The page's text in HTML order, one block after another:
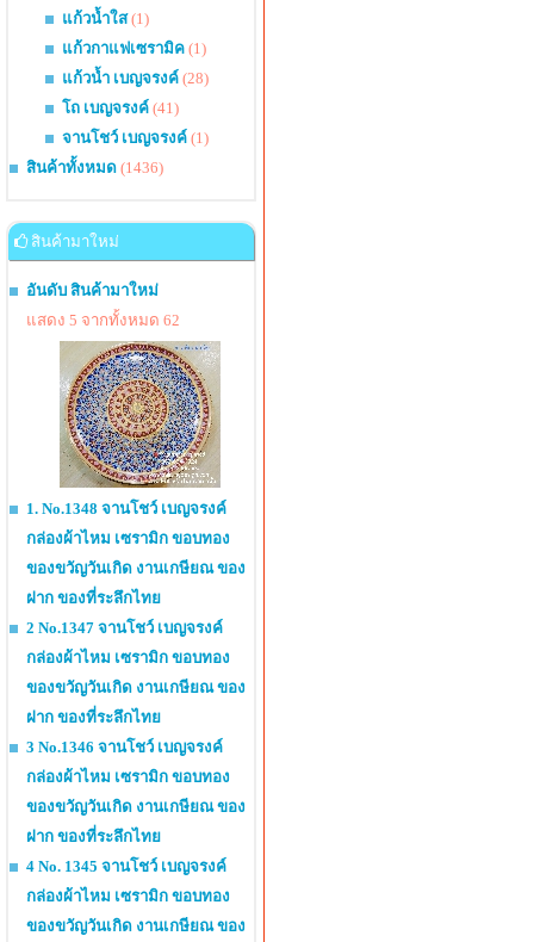
แก้วน้ำใส(1)
แก้วกาแฟเซรามิค (1)
แก้วน้ำ เบญจรงค์ (28)
โถ เบญจรงค์ (41)
จานโชว์ เบญจรงค์ (1)
สินค้าทั้งหมด (1436)
สินค้ามาใหม่
อันดับ สินค้ามาใหม่
แสดง 5 จากทั้งหมด 62
1. No.1348 จานโชว์ เบญจรงค์
กล่องผ้าไหม เซรามิก ขอบทอง
ของขวัญวันเกิด งานเกษียณ ของ
ฝาก ของที่ระลึกไทย
2 No.1347 จานโชว์ เบญจรงค์
กล่องผ้าไหม เซรามิก ขอบทอง
ของขวัญวันเกิด งานเกษียณ ของ
ฝาก ของที่ระลึกไทย
3 No.1346 จานโชว์ เบญจรงค์
กล่องผ้าไหม เซรามิก ขอบทอง
ของขวัญวันเกิด งานเกษียณ ของ
ฝาก ของที่ระลึกไทย
4 No. 1345 จานโชว์ เบญจรงค์
กล่องผ้าไหม เซรามิก ขอบทอง
ของขวัญวันเกิด งานเกษียณ ของ